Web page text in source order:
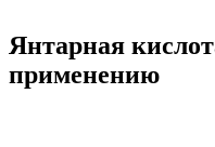
Янтарная
применению